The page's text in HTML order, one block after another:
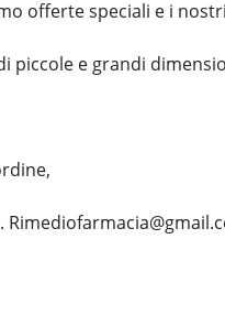
offerte speciali e i
piccole e grandi